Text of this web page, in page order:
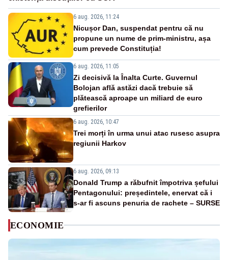
6 aug. 2026, 11:24
Nicușor Dan, suspendat pentru că nu
propune un nume de prim-ministru, așa
cum prevede Constituția!
6 aug. 2026, 11:05
Zi decisivă la Înalta Curte. Guvernul
Bolojan află astăzi dacă trebuie să
plătească aproape un miliard de euro
grefierilor
6 aug. 2026, 10:47
Trei morți în urma unui atac rusesc asupra
regiunii Harkov
6 aug. 2026, 09:13
Donald Trump a răbufnit împotriva șefului
Pentagonului: președintele, enervat că i
s-ar fi ascuns penuria de rachete – SURSE
ECONOMIE